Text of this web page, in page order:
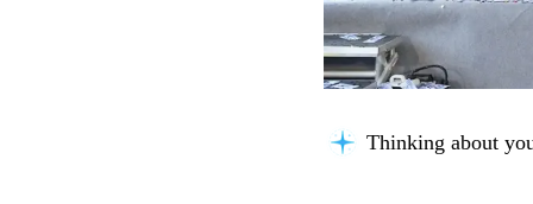
Thinking about